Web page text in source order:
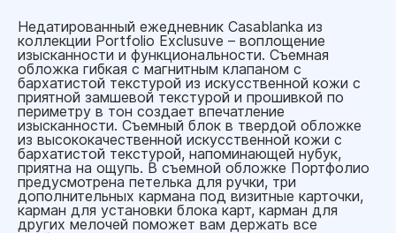
Недатированный ежедневник Casablanka из
коллекции Portfolio Exclusuve – воплощение
изысканности и функциональности. Съемная
обложка гибкая с магнитным клапаном с
бархатистой текстурой из искусственной кожи с
приятной замшевой текстурой и прошивкой по
периметру в тон создает впечатление
изысканности. Съемный блок в твердой обложке
из высококачественной искусственной кожи с
бархатистой текстурой, напоминающей нубук,
приятна на ощупь. В съемной обложке Портфолио
предусмотрена петелька для ручки, три
дополнительных кармана под визитные карточки,
карман для установки блока карт, карман для
других мелочей поможет вам держать все